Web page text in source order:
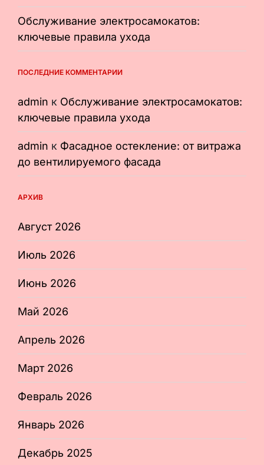
Обслуживание электросамокатов:
ключевые правила ухода
ПОСЛЕДНИЕ КОММЕНТАРИИ
admin к Обслуживание электросамокатов:
ключевые правила ухода
admin к Фасадное остекление: от витража
до вентилируемого фасада
АРХИВ
Август 2026
Июль 2026
Июнь 2026
Май 2026
Апрель 2026
Март 2026
Февраль 2026
Январь 2026
Декабрь 2025